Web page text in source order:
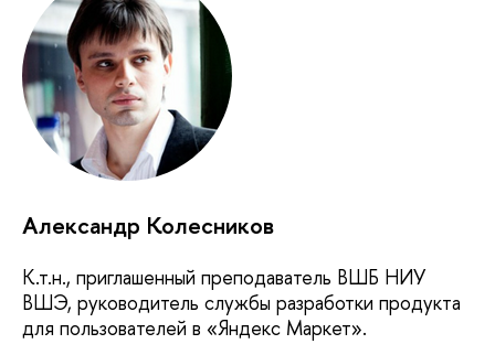
Александр Колесников
К.т.н., приглашенный преподаватель ВШБ НИУ
ВШЭ, руководитель службы разработки продукта
для пользователей в «Яндекс Маркет».